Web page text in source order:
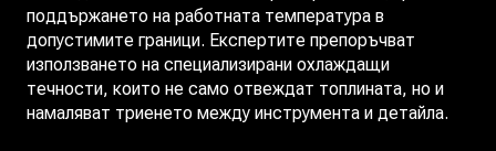
поддържането на работната температура в
допустимите граници. Експертите препоръчват
използването на специализирани охлаждащи
течности, които не само отвеждат топлината, но и
намаляват триенето между инструмента и детайла.